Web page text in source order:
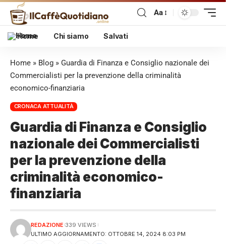
Aa
Home Chi siamo Salvati
Home » Blog » Guardia di Finanza e Consiglio nazionale dei
Commercialisti per la prevenzione della criminalità
economico-finanziaria
CRONACA ATTUALITÀ
Guardia di Finanza e Consiglio
nazionale dei Commercialisti
per la prevenzione della
criminalità economico-
finanziaria
ULTIMO AGGIORNAMENTO: OTTOBRE 14, 2024 8:03 PM
REDAZIONE 339 VIEWS